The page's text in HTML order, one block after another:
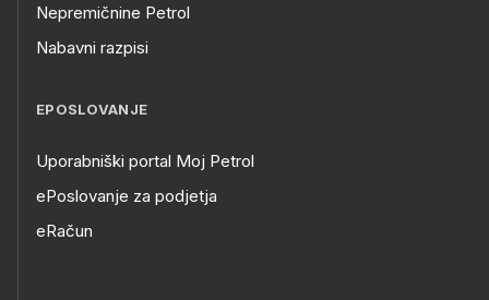
Nepremičnine Petrol
Nabavni razpisi
EPOSLOVANJE
Uporabniški portal Moj Petrol
ePoslovanje za podjetja
eRačun